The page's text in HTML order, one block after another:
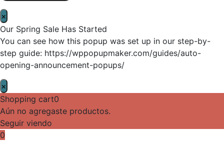
×
Our Spring Sale Has Started
You can see how this popup was set up in our step-by-
step guide: https://wppopupmaker.com/guides/auto-
opening-announcement-popups/
×
Shopping cart0
Aún no agregaste productos.
Seguir viendo
0